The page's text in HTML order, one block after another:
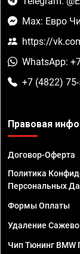
Max: Евро
https://
WhatsApp:
+7 (4822)
Правовая
Договор-Оферта
Политика
Персональных
Формы Оплаты
Удаление
Чип Тюнинг BMW